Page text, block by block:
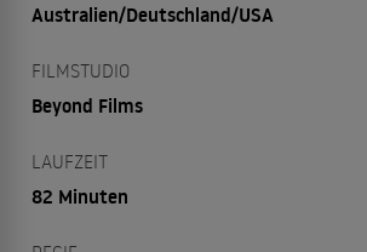
Australien/Deutschland/USA
FILMSTUDIO
Beyond Films
LAUFZEIT
82 Minuten